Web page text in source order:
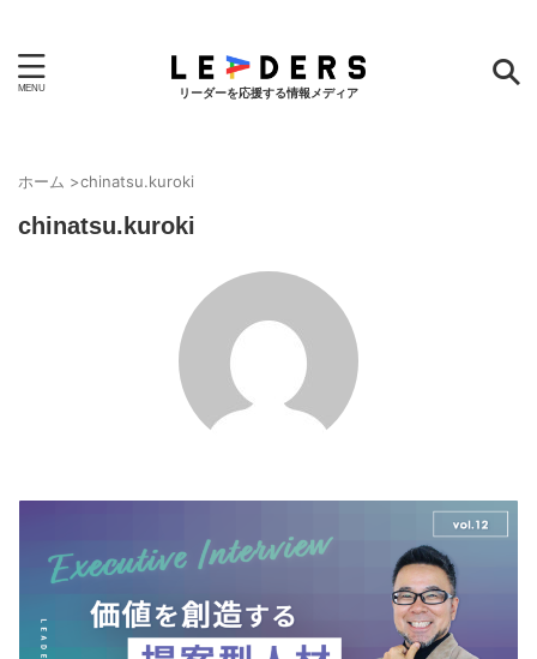
リーダーを応援する情報メディア
ホーム >chinatsu.kuroki
chinatsu.kuroki